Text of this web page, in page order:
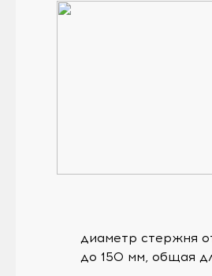
диаметр стержня
до 150 мм, общая